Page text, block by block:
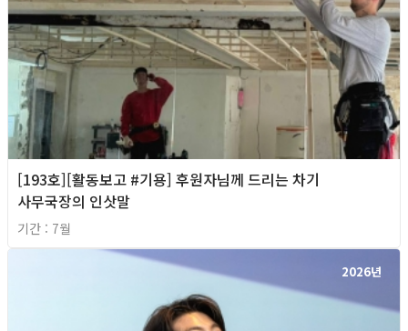
[193호][활동보고 #기용] 후원자님께 드리는 차기
사무국장의 인삿말
기간 : 7월
2026년